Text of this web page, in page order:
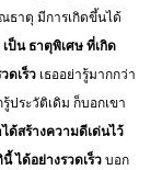
าตุ มีการเกิดขึ้นได้
เป็น ธาตุพิเศษ ที่เกิด
ดเร็ว เธออย่ารู้มากกว่า
ประวัติเดิม ก็บอกเขา
ได้สร้างความดีเด่นไว้
ได้อย่างรวดเร็ว บอก